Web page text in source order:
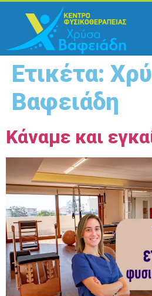
Ετικέτα:
Βαφειάδη
Κάναμε και